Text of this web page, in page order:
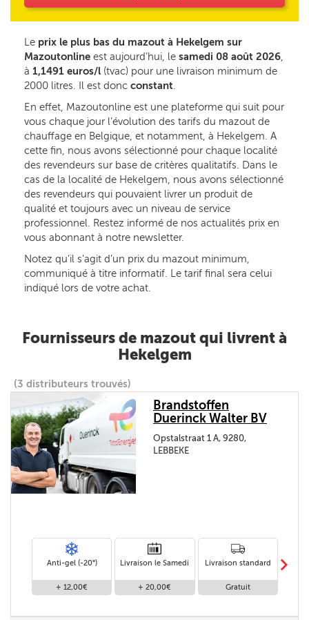
Le prix le plus bas du mazout à Hekelgem sur
Mazoutonline est aujourd’hui, le samedi 08 août 2026,
à 1,1491 euros/l (tvac) pour une livraison minimum de
2000 litres. Il est donc constant.
En effet, Mazoutonline est une plateforme qui suit pour
vous chaque jour l’évolution des tarifs du mazout de
chauffage en Belgique, et notamment, à Hekelgem. A
cette fin, nous avons sélectionné pour chaque localité
des revendeurs sur base de critères qualitatifs. Dans le
cas de la localité de Hekelgem, nous avons sélectionné
des revendeurs qui pouvaient livrer un produit de
qualité et toujours avec un niveau de service
professionnel. Restez informé de nos actualités prix en
vous abonnant à notre newsletter.
Notez qu’il s’agit d’un prix du mazout minimum,
communiqué à titre informatif. Le tarif final sera celui
indiqué lors de votre achat.
Fournisseurs de mazout qui livrent à
Hekelgem
(3 distributeurs trouvés)
Brandstoffen
Duerinck Walter BV
Opstalstraat 1 A, 9280,
LEBBEKE
Anti-gel (-20°)
+ 12,00€
Livraison le Samedi
+ 20,00€
Livraison standard
Gratuit
m